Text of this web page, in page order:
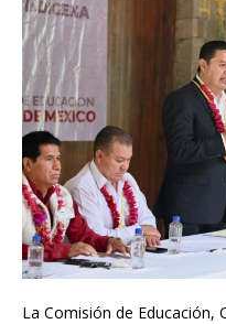
La Comisión de Educación,